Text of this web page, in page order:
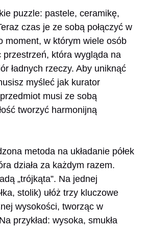
puzzle: pastele, ceramikę,
czas je ze sobą połączyć w
moment, w którym wiele osób
przestrzeń, która wygląda na
ładnych rzeczy. Aby uniknąć
myśleć jak kurator
musi ze sobą
tworzyć harmonijną
metoda na układanie półek
działa za każdym razem.
„trójkąta”. Na jednej
stolik) ułóż trzy kluczowe
wysokości, tworząc w
przykład: wysoka, smukła